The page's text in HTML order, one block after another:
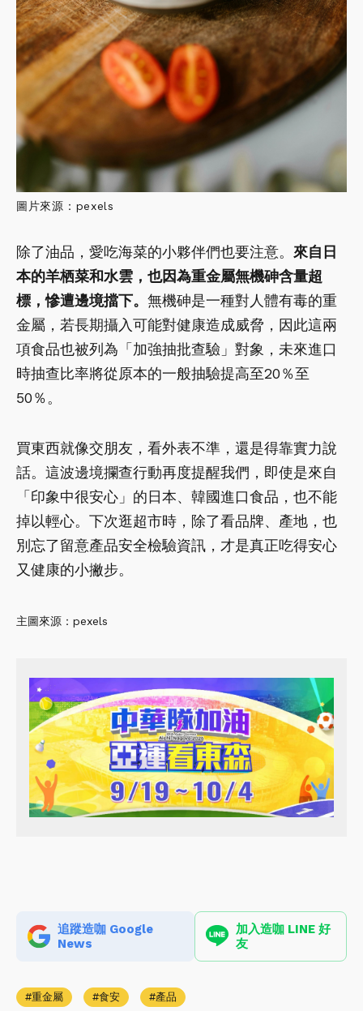
圖片來源：pexels
除了油品，愛吃海菜的小夥伴們也要注意。 來自日
本的羊栖菜和水雲，也因為重金屬無機砷含量超
標，慘遭邊境擋下。 無機砷是一種對人體有毒的重
金屬，若長期攝入可能對健康造成威脅，因此這兩
項食品也被列為「加強抽批查驗」對象，未來進口
時抽查比率將從原本的一般抽驗提高至20％至
50％。
買東西就像交朋友，看外表不準，還是得靠實力說
話。這波邊境攔查行動再度提醒我們，即使是來自
「印象中很安心」的日本、韓國進口食品，也不能
掉以輕心。下次逛超市時，除了看品牌、產地，也
別忘了留意產品安全檢驗資訊，才是真正吃得安心
又健康的小撇步。
主圖來源：pexels
追蹤造咖 Google
News
加入造咖 LINE 好
友
重金屬 食安 產品